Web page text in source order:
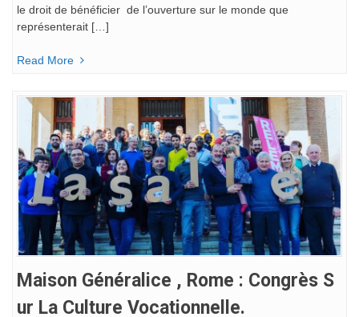
le droit de bénéficier de l’ouverture sur le monde que
représenterait […]
Read More
Maison Généralice , Rome : Congrès S
Ur La Culture Vocationnelle.